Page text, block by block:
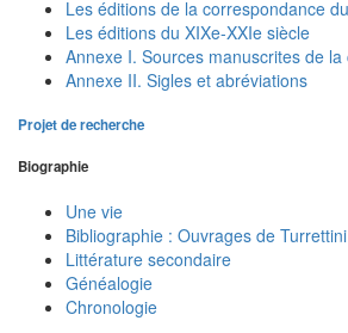
Les éditions de la correspondance
Les éditions du XIXe-XXIe siècle
Annexe I. Sources manuscrites de
Annexe II. Sigles et abréviations
Projet de recherche
Biographie
Une vie
Bibliographie : Ouvrages de Turrettini
Littérature secondaire
Généalogie
Chronologie